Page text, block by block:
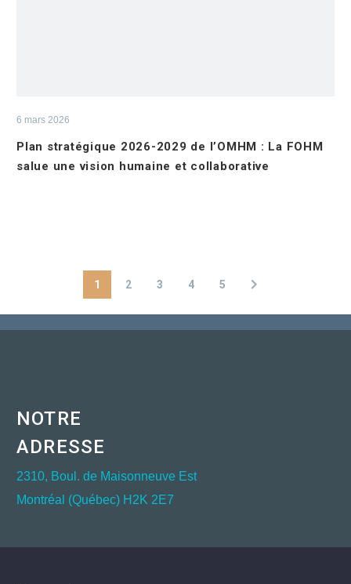
6 mars 2026
Plan stratégique 2026-2029 de l’OMHM : La FOHM
salue une vision humaine et collaborative
1 2 3 4 5
NOTRE
ADRESSE
2310, Boul. de Maisonneuve Est
Montréal (Québec) H2K 2E7